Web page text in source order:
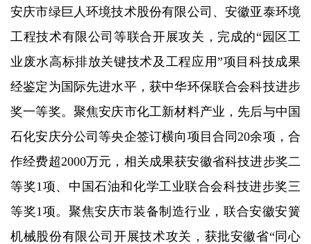
安庆市绿巨人环境技术股份有限公司、安徽亚泰环境
工程技术有限公司等联合开展攻关，完成的“园区工
业废水高标排放关键技术及工程应用”项目科技成果
经鉴定为国际先进水平，获中华环保联合会科技进步
奖一等奖。聚焦安庆市化工新材料产业，先后与中国
石化安庆分公司等央企签订横向项目合同20余项，合
作经费超2000万元，相关成果获安徽省科技进步奖二
等奖1项、中国石油和化学工业联合会科技进步奖三
等奖1项。聚焦安庆市装备制造行业，联合安徽安簧
机械股份有限公司开展技术攻关，获批安徽省“同心